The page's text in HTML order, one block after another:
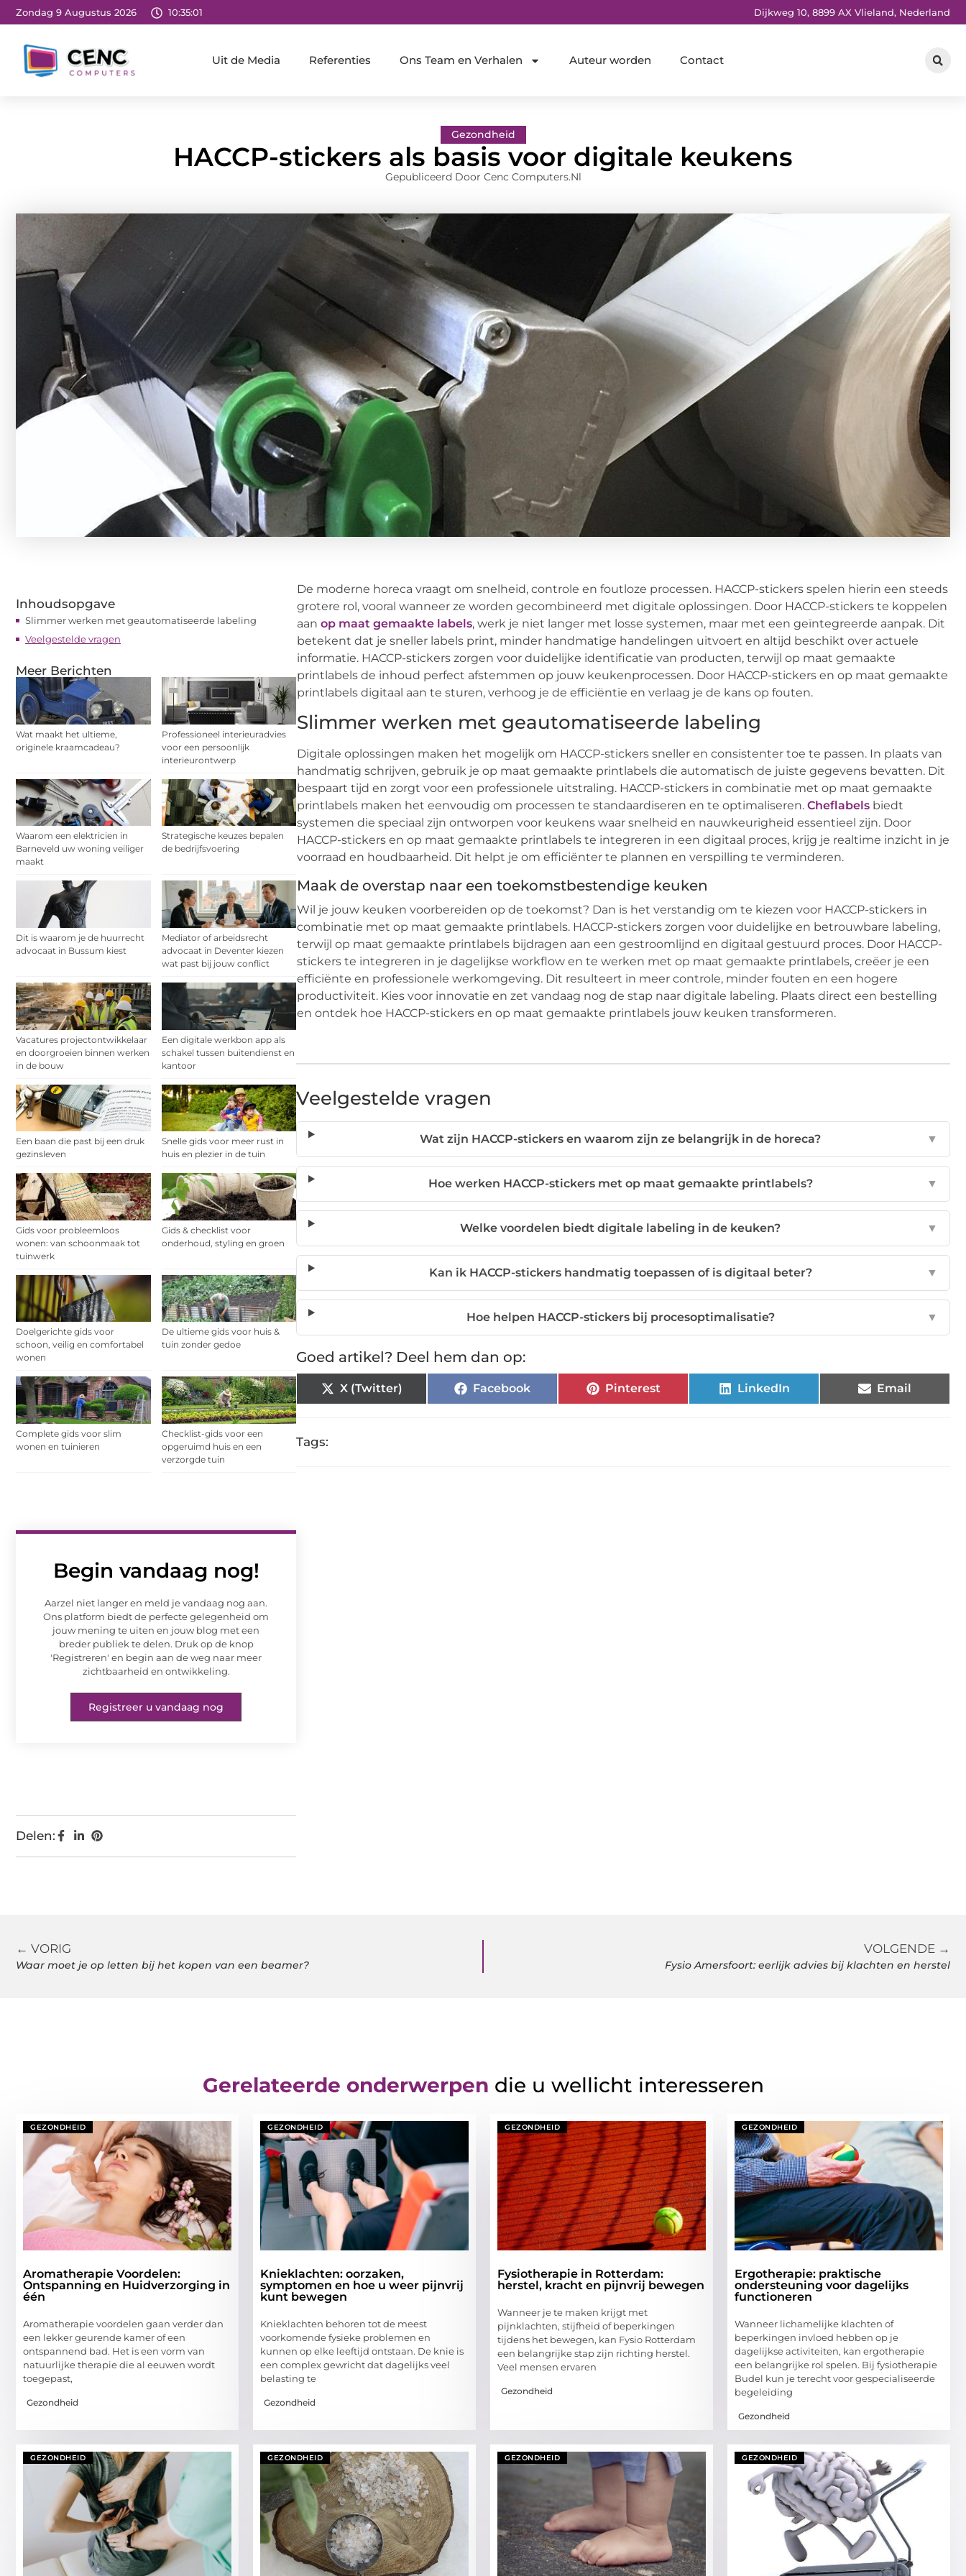
Zondag 9 Augustus 2026 10:35:02 Dijkweg 10, 8899 AX Vlieland, Nederland
Uit de Media Referenties Ons Team en Verhalen Auteur worden Contact
Gezondheid
HACCP-stickers als basis voor digitale keukens
Gepubliceerd Door Cenc Computers.nl
Inhoudsopgave
Slimmer werken met geautomatiseerde labeling
Veelgestelde vragen
Meer Berichten
Wat maakt het ultieme,
originele kraamcadeau?
Professioneel interieuradvies
voor een persoonlijk
interieurontwerp
Waarom een elektricien in
Barneveld uw woning veiliger
maakt
Strategische keuzes bepalen
de bedrijfsvoering
Dit is waarom je de huurrecht
advocaat in Bussum kiest
Mediator of arbeidsrecht
advocaat in Deventer kiezen
wat past bij jouw conflict
Vacatures projectontwikkelaar
en doorgroeien binnen werken
in de bouw
Een digitale werkbon app als
schakel tussen buitendienst en
kantoor
Een baan die past bij een druk
gezinsleven
Snelle gids voor meer rust in
huis en plezier in de tuin
Gids voor probleemloos
wonen: van schoonmaak tot
tuinwerk
Gids & checklist voor
onderhoud, styling en groen
Doelgerichte gids voor
schoon, veilig en comfortabel
wonen
De ultieme gids voor huis &
tuin zonder gedoe
Complete gids voor slim
wonen en tuinieren
Checklist-gids voor een
opgeruimd huis en een
verzorgde tuin
Begin vandaag nog!
Aarzel niet langer en meld je vandaag nog aan.
Ons platform biedt de perfecte gelegenheid om
jouw mening te uiten en jouw blog met een
breder publiek te delen. Druk op de knop
'Registreren' en begin aan de weg naar meer
zichtbaarheid en ontwikkeling.
Registreer u vandaag nog
Delen:
De moderne horeca vraagt om snelheid, controle en foutloze processen. HACCP-stickers spelen hierin een steeds
grotere rol, vooral wanneer ze worden gecombineerd met digitale oplossingen. Door HACCP-stickers te koppelen
aan op maat gemaakte labels, werk je niet langer met losse systemen, maar met een geïntegreerde aanpak. Dit
betekent dat je sneller labels print, minder handmatige handelingen uitvoert en altijd beschikt over actuele
informatie. HACCP-stickers zorgen voor duidelijke identificatie van producten, terwijl op maat gemaakte
printlabels de inhoud perfect afstemmen op jouw keukenprocessen. Door HACCP-stickers en op maat gemaakte
printlabels digitaal aan te sturen, verhoog je de efficiëntie en verlaag je de kans op fouten.
Slimmer werken met geautomatiseerde labeling
Digitale oplossingen maken het mogelijk om HACCP-stickers sneller en consistenter toe te passen. In plaats van
handmatig schrijven, gebruik je op maat gemaakte printlabels die automatisch de juiste gegevens bevatten. Dit
bespaart tijd en zorgt voor een professionele uitstraling. HACCP-stickers in combinatie met op maat gemaakte
printlabels maken het eenvoudig om processen te standaardiseren en te optimaliseren. Cheflabels biedt
systemen die speciaal zijn ontworpen voor keukens waar snelheid en nauwkeurigheid essentieel zijn. Door
HACCP-stickers en op maat gemaakte printlabels te integreren in een digitaal proces, krijg je realtime inzicht in je
voorraad en houdbaarheid. Dit helpt je om efficiënter te plannen en verspilling te verminderen.
Maak de overstap naar een toekomstbestendige keuken
Wil je jouw keuken voorbereiden op de toekomst? Dan is het verstandig om te kiezen voor HACCP-stickers in
combinatie met op maat gemaakte printlabels. HACCP-stickers zorgen voor duidelijke en betrouwbare labeling,
terwijl op maat gemaakte printlabels bijdragen aan een gestroomlijnd en digitaal gestuurd proces. Door HACCP-
stickers te integreren in je dagelijkse workflow en te werken met op maat gemaakte printlabels, creëer je een
efficiënte en professionele werkomgeving. Dit resulteert in meer controle, minder fouten en een hogere
productiviteit. Kies voor innovatie en zet vandaag nog de stap naar digitale labeling. Plaats direct een bestelling
en ontdek hoe HACCP-stickers en op maat gemaakte printlabels jouw keuken transformeren.
Veelgestelde vragen
Wat zijn HACCP-stickers en waarom zijn ze belangrijk in de horeca? ▼
Hoe werken HACCP-stickers met op maat gemaakte printlabels? ▼
Welke voordelen biedt digitale labeling in de keuken? ▼
Kan ik HACCP-stickers handmatig toepassen of is digitaal beter? ▼
Hoe helpen HACCP-stickers bij procesoptimalisatie? ▼
Goed artikel? Deel hem dan op:
X (Twitter) Facebook Pinterest LinkedIn Email
Tags:
← VORIG
Waar moet je op letten bij het kopen van een beamer?
VOLGENDE →
Fysio Amersfoort: eerlijk advies bij klachten en herstel
Gerelateerde onderwerpen die u wellicht interesseren
GEZONDHEID
Aromatherapie Voordelen:
Ontspanning en Huidverzorging in
één
Aromatherapie voordelen gaan verder dan
een lekker geurende kamer of een
ontspannend bad. Het is een vorm van
natuurlijke therapie die al eeuwen wordt
toegepast,
Gezondheid
GEZONDHEID
Knieklachten: oorzaken,
symptomen en hoe u weer pijnvrij
kunt bewegen
Knieklachten behoren tot de meest
voorkomende fysieke problemen en
kunnen op elke leeftijd ontstaan. De knie is
een complex gewricht dat dagelijks veel
belasting te
Gezondheid
GEZONDHEID
Fysiotherapie in Rotterdam:
herstel, kracht en pijnvrij bewegen
Wanneer je te maken krijgt met
pijnklachten, stijfheid of beperkingen
tijdens het bewegen, kan Fysio Rotterdam
een belangrijke stap zijn richting herstel.
Veel mensen ervaren
Gezondheid
GEZONDHEID
Ergotherapie: praktische
ondersteuning voor dagelijks
functioneren
Wanneer lichamelijke klachten of
beperkingen invloed hebben op je
dagelijkse activiteiten, kan ergotherapie
een belangrijke rol spelen. Bij fysiotherapie
Budel kun je terecht voor gespecialiseerde
begeleiding
Gezondheid
GEZONDHEID GEZONDHEID GEZONDHEID GEZONDHEID